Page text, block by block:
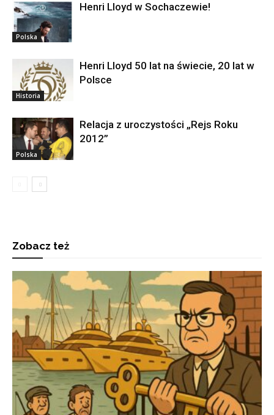
Polska
Henri Lloyd w Sochaczewie!
Historia
Henri Lloyd 50 lat na świecie, 20 lat w
Polsce
Polska
Relacja z uroczystości „Rejs Roku
2012”
Zobacz też